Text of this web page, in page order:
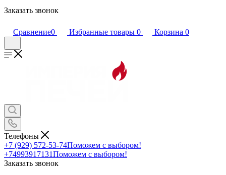
Заказать звонок
Сравнение0 Избранные товары 0 Корзина 0
Телефоны
+7 (929) 572-53-74Поможем с выбором!
+74993917131Поможем с выбором!
Заказать звонок